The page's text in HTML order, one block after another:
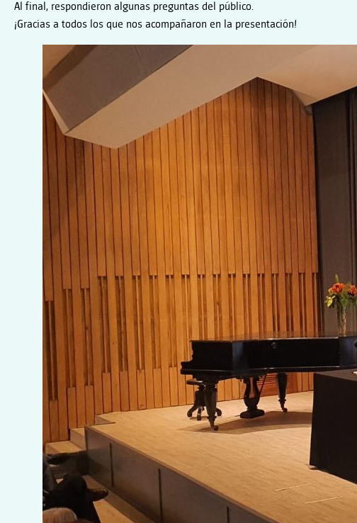
Al final, respondieron algunas preguntas del público.
¡Gracias a todos los que nos acompañaron en la presentación!